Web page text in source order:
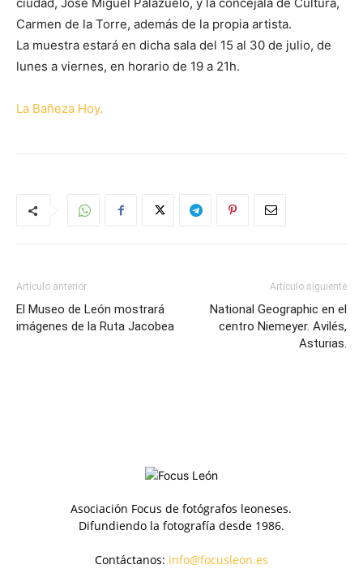
Carmen de la Torre, además de la propia artista.
La muestra estará en dicha sala del 15 al 30 de julio, de
lunes a viernes, en horario de 19 a 21h.
La Bañeza Hoy.
Artículo anterior
El Museo de León mostrará
imágenes de la Ruta Jacobea
Artículo siguiente
National Geographic en el
centro Niemeyer. Avilés,
Asturias.
Asociación Focus de fotógrafos leoneses.
Difundiendo la fotografía desde 1986.
Contáctanos: info@focusleon.es